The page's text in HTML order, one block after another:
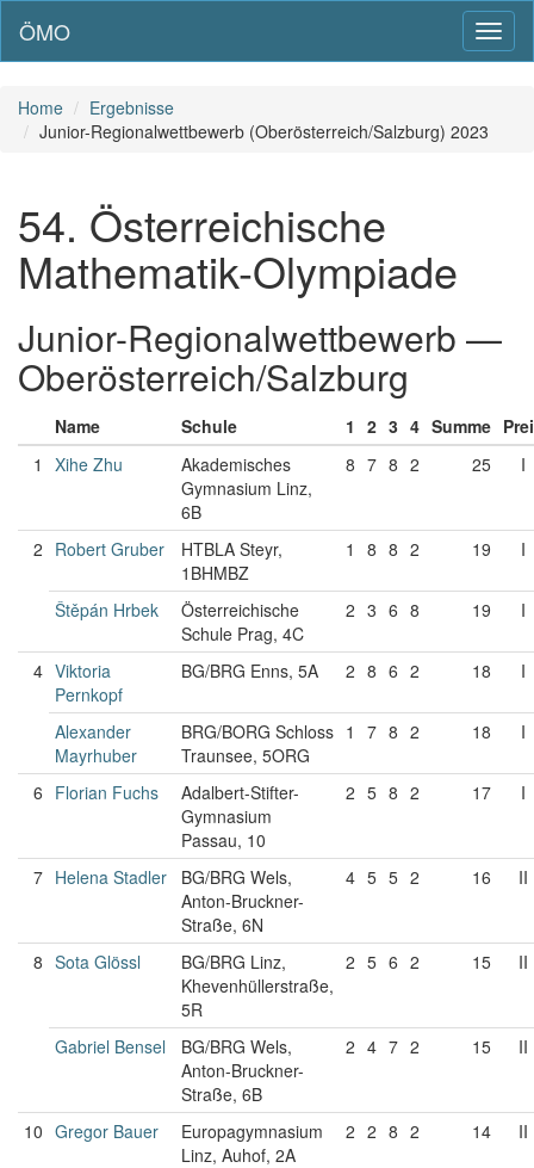
ÖMO
Home
Ergebnisse
Junior-Regionalwettbewerb (Oberösterreich/Salzburg) 2023
54. Österreichische
Mathematik-Olympiade
Junior-Regionalwettbewerb —
Oberösterreich/Salzburg
Name Schule 1 2 3 4 Summe
1
Xihe Zhu
Akademisches
Gymnasium Linz,
6B
8 7 8 2 25 I
2 Robert Gruber
HTBLA Steyr,
1BHMBZ
1 8 8 2 19 I
Štěpán Hrbek
Österreichische
Schule Prag, 4C
2 3 6 8 19 I
4 Viktoria
Pernkopf
BG/BRG Enns, 5A 2 8 6 2 18 I
Alexander
Mayrhuber
BRG/BORG Schloss
Traunsee, 5ORG
1 7 8 2 18 I
6 Florian Fuchs
Adalbert-Stifter-
Gymnasium
Passau, 10
2 5 8 2 17 I
7 Helena Stadler
BG/BRG Wels,
Anton-Bruckner-
Straße, 6N
4 5 5 2 16 II
8 Sota Glössl
BG/BRG Linz,
Khevenhüllerstraße,
5R
2 5 6 2 15 II
Gabriel Bensel
BG/BRG Wels,
Anton-Bruckner-
Straße, 6B
2 4 7 2 15 II
10 Gregor Bauer
Europagymnasium
Linz, Auhof, 2A
2 2 8 2 14 II